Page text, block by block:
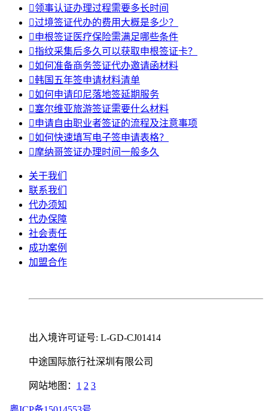
领事认证办理过程需要多长时间
过境签证代办的费用大概是多少？
申根签证医疗保险需满足哪些条件
指纹采集后多久可以获取申根签证卡？
如何准备商务签证代办邀请函材料
韩国五年签申请材料清单
如何申请印尼落地签延期服务
塞尔维亚旅游签证需要什么材料
申请自由职业者签证的流程及注意事项
如何快速填写电子签申请表格？
摩纳哥签证办理时间一般多久
关于我们
联系我们
代办须知
代办保障
社会责任
成功案例
加盟合作
出入境许可证号: L-GD-CJ01414
中途国际旅行社深圳有限公司
网站地图： 1 2 3